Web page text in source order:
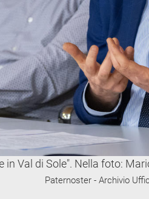
in Val di Sole". Nella foto:
Paternoster - Archivio